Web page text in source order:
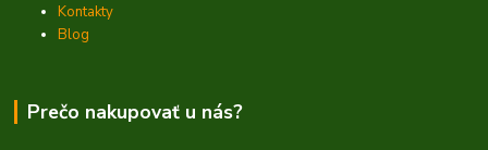
Kontakty
Blog
Prečo nakupovať u nás?